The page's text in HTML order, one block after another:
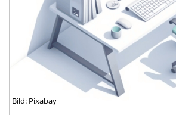
Bild: Pixabay